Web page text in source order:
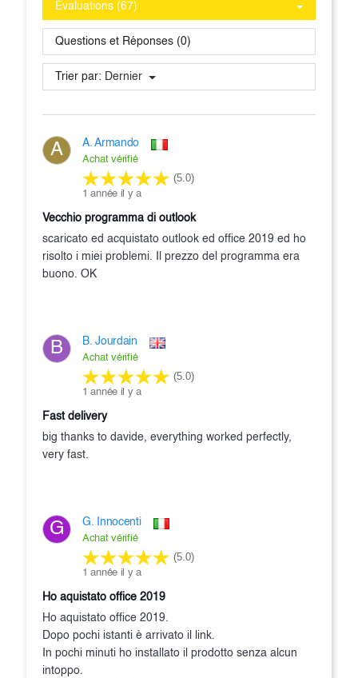
Évaluations (67)
Questions et Réponses (0)
Trier par: Dernier
A A. Armando
Achat vérifié
(5.0)
1 année il y a
Vecchio programma di outlook
scaricato ed acquistato outlook ed office 2019 ed ho
risolto i miei problemi. Il prezzo del programma era
buono. OK
B B. Jourdain
Achat vérifié
(5.0)
1 année il y a
fast delivery
big thanks to davide, everything worked perfectly,
very fast.
G G. Innocenti
Achat vérifié
(5.0)
1 année il y a
Ho aquistato office 2019
Ho aquistato office 2019.
Dopo pochi istanti è arrivato il link.
In pochi minuti ho installato il prodotto senza alcun
intoppo.